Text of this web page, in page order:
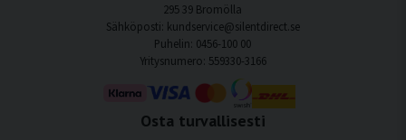
295 39 Bromölla
Sähköposti: kundservice@silentdirect.se
Puhelin: 0456-100 00
Yritysnumero: 559330-3166
Osta turvallisesti